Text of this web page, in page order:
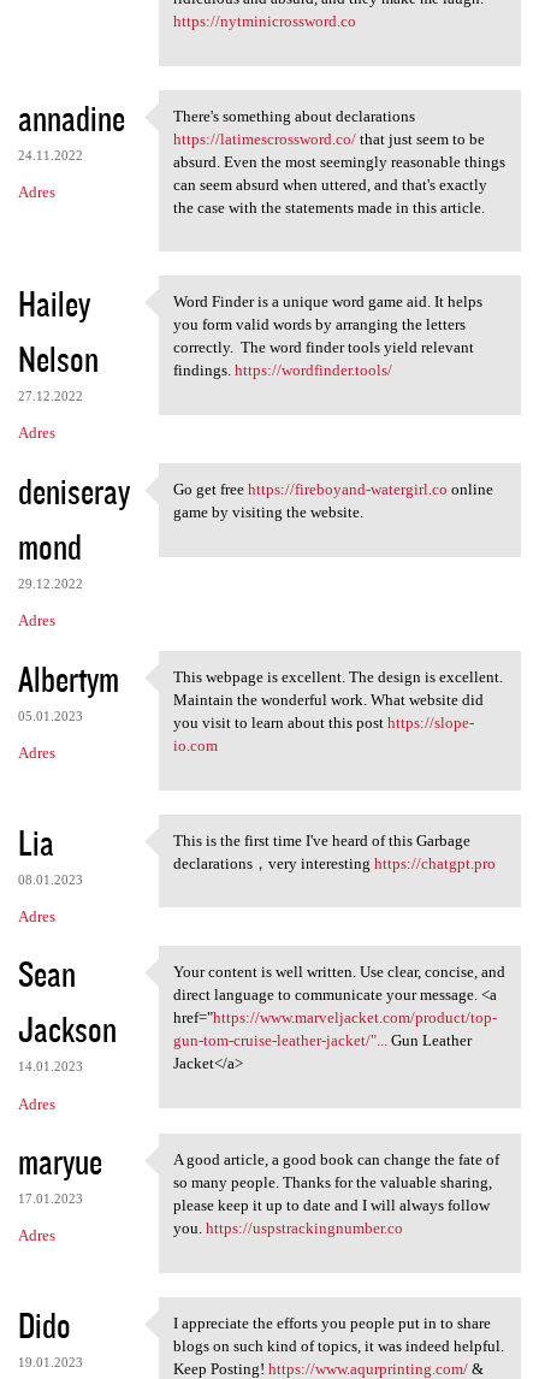
https://nytminicrossword.co
annadine
24.11.2022
Adres
There's something about
There's something about declarations
https://latimescrossword.co/that just seem to be
absurd. Even the most seemingly reasonable things
can seem absurd when uttered, and that's exactly
the case with the statements made in this article.
Hailey
Nelson
27.12.2022
Adres
Word Finder is a unique word
Word Finder is a unique word game aid. It helps
you form valid words by arranging the letters
correctly. The word finder tools yield relevant
findings. https://wordfinder.tools/
deniseray
mond
29.12.2022
Adres
Go get free https:/
Go get free https://fireboyand-watergirl.co online
game by visiting the website.
Albertym
05.01.2023
Adres
This webpage is excellent.
This webpage is excellent. The design is excellent.
Maintain the wonderful work. What website did
you visit to learn about this post https://slope-
io.com
Lia
08.01.2023
Adres
This is the first time I've
This is the first time I've heard of this Garbage
declarations，very interesting https://chatgpt.pro
Sean
Jackson
14.01.2023
Adres
Your content is well written.
Your content is well written. Use clear, concise, and
direct language to communicate your message. <a
href="https://www.marveljacket.com/product/top-
gun-tom-cruise-leather-jacket/"...Gun Leather
Jacket</a>
maryue
17.01.2023
Adres
A good article, a good book
A good article, a good book can change the fate of
so many people. Thanks for the valuable sharing,
please keep it up to date and I will always follow
you. https://uspstrackingnumber.co
Dido
19.01.2023
I appreciate the efforts you
I appreciate the efforts you people put in to share
blogs on such kind of topics, it was indeed helpful.
Keep Posting! https://www.aqurprinting.com/&